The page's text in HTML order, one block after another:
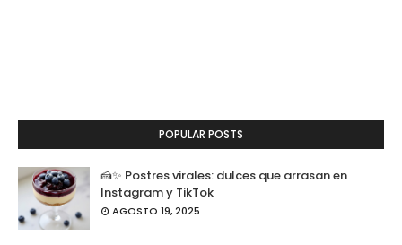
POPULAR POSTS
🍰✨ Postres virales: dulces que arrasan en
Instagram y TikTok
AGOSTO 19, 2025